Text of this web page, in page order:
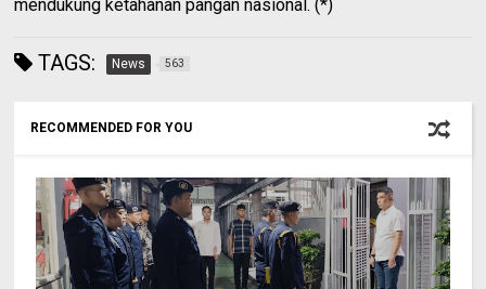
mendukung ketahanan pangan nasional. (*)
TAGS: News 563
RECOMMENDED FOR YOU